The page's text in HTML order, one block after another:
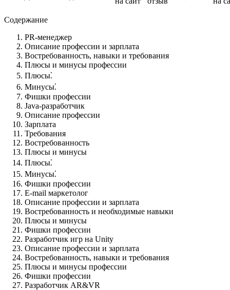
Содержание
PR-менеджер
Описание профессии и зарплата
Востребованность, навыки и требования
Плюсы и минусы профессии
Плюсы⁚
Минусы⁚
Фишки профессии
Java-разработчик
Описание профессии
Зарплата
Требования
Востребованность
Плюсы и минусы
Плюсы⁚
Минусы⁚
Фишки профессии
E-mail маркетолог
Описание профессии и зарплата
Востребованность и необходимые навыки
Плюсы и минусы
Фишки профессии
Разработчик игр на Unity
Описание профессии и зарплата
Востребованность, навыки и требования
Плюсы и минусы профессии
Фишки профессии
Разработчик AR&VR